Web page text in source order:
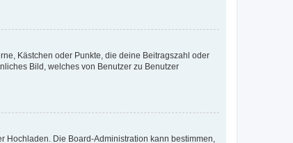
Kästchen oder Punkte, die deine Beitragszahl oder
Bild, welches von Benutzer zu Benutzer
Hochladen. Die Board-Administration kann bestimmen,